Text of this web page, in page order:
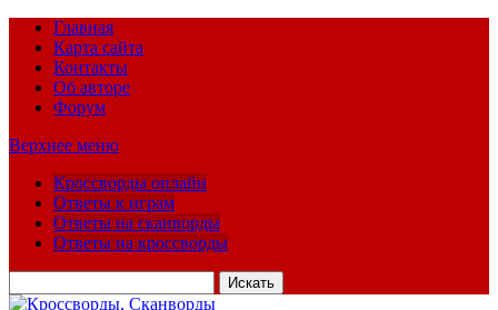
Главная
Карта сайта
Контакты
Об авторе
Форум
Верхнее меню
Кроссворды онлайн
Ответы к играм
Ответы на сканворды
Ответы на кроссворды
для: